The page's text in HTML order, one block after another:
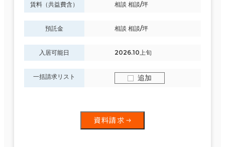
賃料（共益費含） 相談 相談/坪
預託金 相談 相談/坪
入居可能日 2026.10上旬
一括請求リスト 追加
資料請求